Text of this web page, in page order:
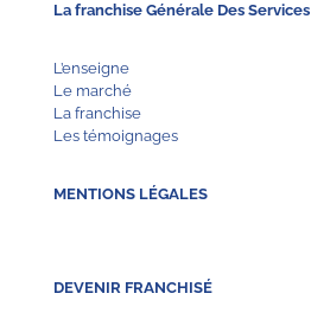
La franchise Générale Des Services
L’enseigne
Le marché
La franchise
Les témoignages
MENTIONS LÉGALES
DEVENIR FRANCHISÉ